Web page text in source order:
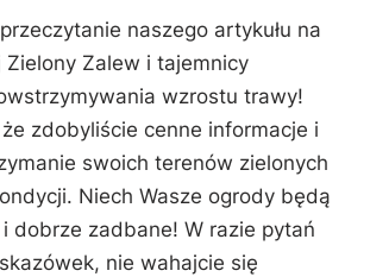
naszego‍ artykułu na
Zalew i​ tajemnicy
wzrostu trawy!
zdobyliście cenne informacje i
swoich terenów ⁤zielonych
Niech Wasze​ ogrody ⁢będą
dobrze zadbane! ‌W razie ⁣pytań
nie wahajcie się